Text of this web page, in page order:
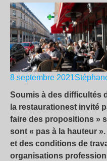
8 septembre 2021
Soumis à des difficultés
la restaurationest invité
faire des propositions »
sont « pas à la hauteur ».
et des conditions de
organisations